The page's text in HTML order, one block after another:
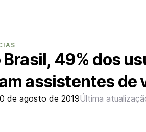
Brasil, 49% dos
assistentes de
de agosto de 2019Última